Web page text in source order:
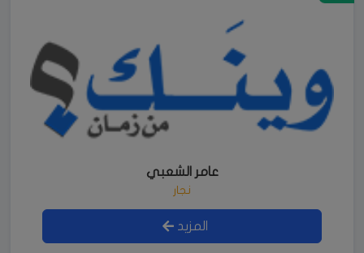
عامر الشعبي
نجار
المزيد